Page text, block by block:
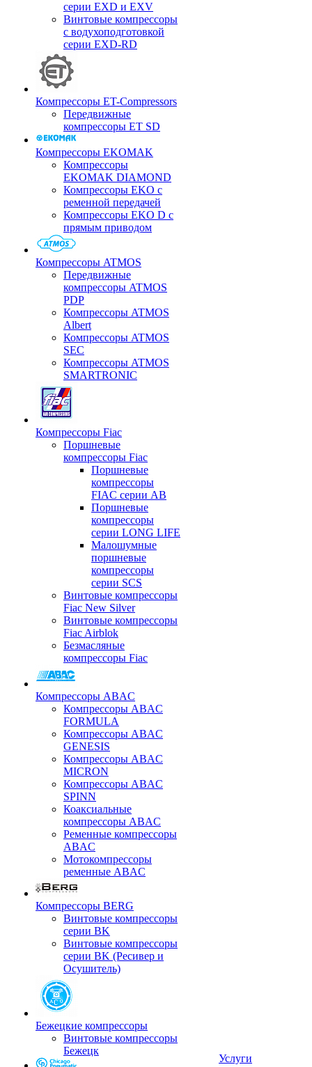
серии EXD и EXV
Винтовые компрессоры
с водухоподготовкой
серии EXD-RD
Компрессоры ET-Compressors
Передвижные
компрессоры ET SD
Компрессоры EKOMAK
Компрессоры
EKOMAK DIAMOND
Компрессоры EKO c
ременной передачей
Компрессоры EKO D с
прямым приводом
Компрессоры ATMOS
Передвижные
компрессоры ATMOS
PDP
Компрессоры ATMOS
Albert
Компрессоры ATMOS
SEC
Компрессоры ATMOS
SMARTRONIC
Компрессоры Fiac
Поршневые
компрессоры Fiac
Поршневые
компрессоры
FIAC серии AB
Поршневые
компрессоры
серии LONG LIFE
Малошумные
поршневые
компрессоры
серии SCS
Винтовые компрессоры
Fiac New Silver
Винтовые компрессоры
Fiac Airblok
Безмасляные
компрессоры Fiac
Компрессоры ABAC
Компрессоры ABAC
FORMULA
Компрессоры ABAC
GENESIS
Компрессоры ABAC
MICRON
Компрессоры ABAC
SPINN
Коаксиальные
компрессоры ABAC
Ременные компрессоры
ABAC
Мотокомпрессоры
ременные ABAC
Компрессоры BERG
Винтовые компрессоры
серии BK
Винтовые компрессоры
серии BK (Ресивер и
Осушитель)
Бежецкие компрессоры
Винтовые компрессоры
Бежецк
Услуги